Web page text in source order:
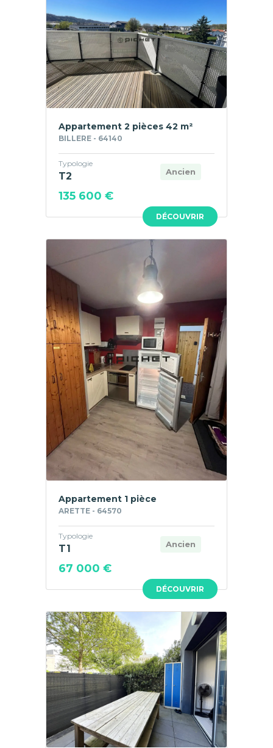
DÉCOUVRIR
Appartement 2 pièces 42 m²
BILLERE - 64140
Ancien
Typologie
T2
135 600 €
DÉCOUVRIR
Appartement 1 pièce
ARETTE - 64570
Ancien
Typologie
T1
67 000 €